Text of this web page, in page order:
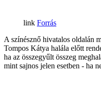
Forrás
A színésznő hivatalos oldalán
Tompos Kátya halála előtt
ha az összegyűlt összeg
mint sajnos jelen esetben - ha